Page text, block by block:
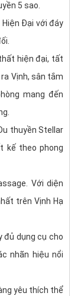
5 sao.
Hiện Đại với đáy
hiện đại, tất
Vịnh, sân tắm
mang đến
thuyền Stellar
kế theo phong
Với diện
trên Vịnh Hạ
đủ dụng cụ cho
nhãn hiệu nổi
yêu thích thể